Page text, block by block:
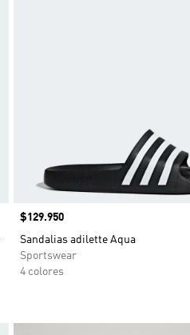
Precio
$129.950
Sandalias adilette Aqua
Sportswear
4 colores